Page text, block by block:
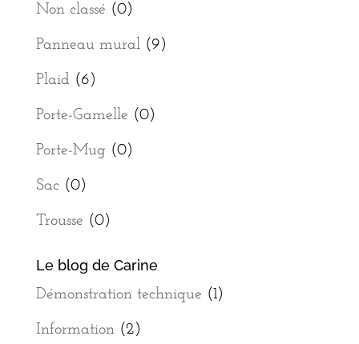
Non classé (0)
Panneau mural (9)
Plaid (6)
Porte-Gamelle (0)
Porte-Mug (0)
Sac (0)
Trousse (0)
Le blog de Carine
Démonstration technique (1)
Information(2)